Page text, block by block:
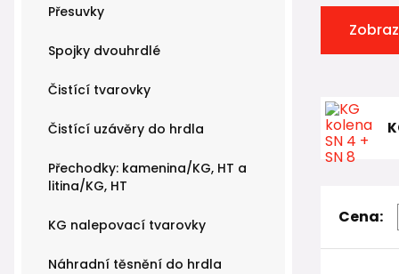
Přesuvky
Spojky dvouhrdlé
Čistící tvarovky
Čistící uzávěry do hrdla
Přechodky: kamenina/KG, HT a
litina/KG, HT
KG nalepovací tvarovky
Náhradní těsnění do hrdla
Je
venkovní
systému
✔️
✔️ hladký
Cena: